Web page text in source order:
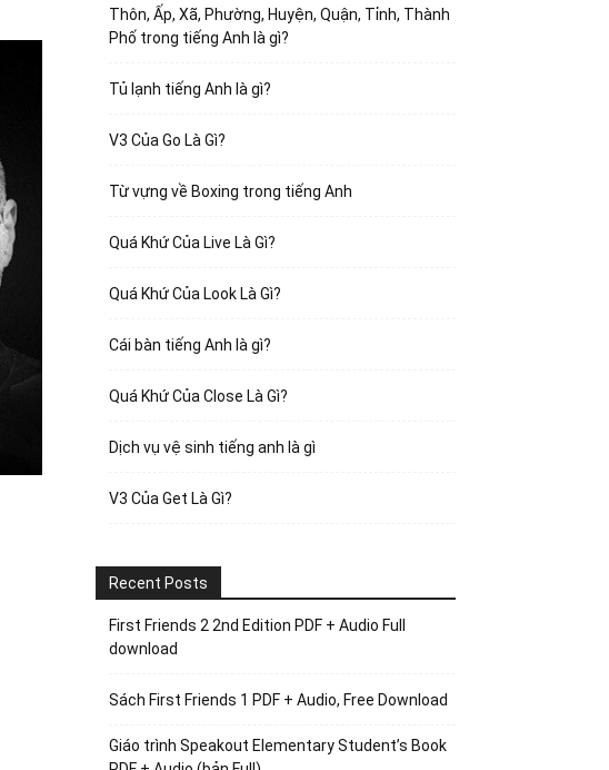
Thôn, Ấp, Xã, Phường, Huyện, Quận, Tỉnh, Thành
Phố trong tiếng Anh là gì?
Tủ lạnh tiếng Anh là gì?
V3 Của Go Là Gì?
Từ vựng về Boxing trong tiếng Anh
Quá Khứ Của Live Là Gì?
Quá Khứ Của Look Là Gì?
Cái bàn tiếng Anh là gì?
Quá Khứ Của Close Là Gì?
Dịch vụ vệ sinh tiếng anh là gì
V3 Của Get Là Gì?
Recent Posts
First Friends 2 2nd Edition PDF + Audio Full
download
Sách First Friends 1 PDF + Audio, Free Download
Giáo trình Speakout Elementary Student’s Book